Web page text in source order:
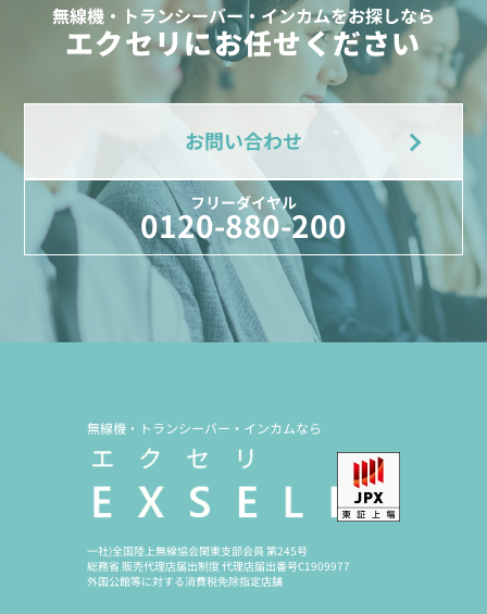
無線機・トランシーバー・インカムをお探しなら
エクセリにお任せください
お問い合わせ
フリーダイヤル
0120-880-200
無線機・トランシーバー・インカムなら
一社)全国陸上無線協会関東支部会員 第245号
総務省 販売代理店届出制度 代理店届出番号C1909977
外国公館等に対する消費税免除指定店舗